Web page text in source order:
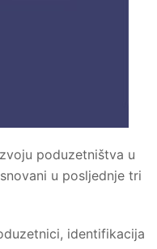
poduzetništva u
u posljednje tri
identifikacija